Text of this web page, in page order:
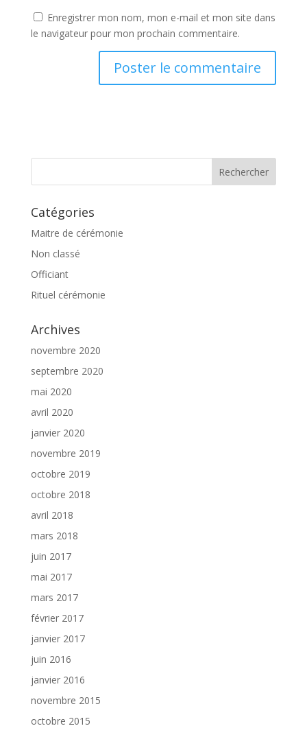
Enregistrer mon nom, mon e-mail et mon site dans
le navigateur pour mon prochain commentaire.
Catégories
Maitre de cérémonie
Non classé
Officiant
Rituel cérémonie
Archives
novembre 2020
septembre 2020
mai 2020
avril 2020
janvier 2020
novembre 2019
octobre 2019
octobre 2018
avril 2018
mars 2018
juin 2017
mai 2017
mars 2017
février 2017
janvier 2017
juin 2016
janvier 2016
novembre 2015
octobre 2015